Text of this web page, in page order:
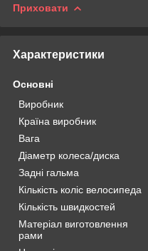
Приховати
Характеристики
Основні
Виробник
Країна виробник
Вага
Діаметр колеса/диска
Задні гальма
Кількість коліс велосипеда
Кількість швидкостей
Матеріал виготовлення
рами